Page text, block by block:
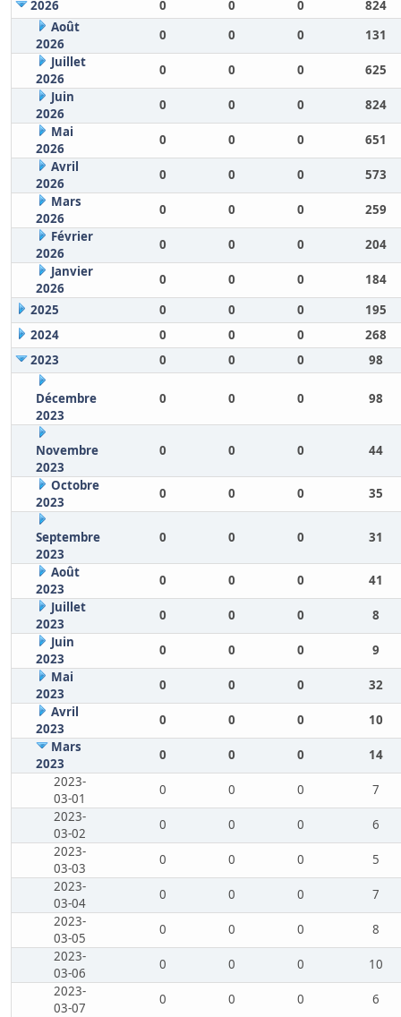
2026 0 0 0
824
Août
2026
0 0 0
131
Juillet
2026
0 0 0
625
Juin
2026
0 0 0
824
Mai
2026
0 0 0
651
Avril
2026
0 0 0
573
Mars
2026
0 0 0
259
Février
2026
0 0 0
204
Janvier
2026
0 0 0
184
2025
0 0 0
195
2024
0 0 0
268
2023
0 0 0 98
Décembre
2023
0 0 0 98
Novembre
2023
0 0 0 44
Octobre
2023
0 0 0 35
Septembre
2023
0 0 0 31
Août
2023
0 0 0
41
Juillet
2023
0 0 0
8
Juin
2023
0 0 0
9
Mai
2023
0 0 0
32
Avril
2023
0 0 0
10
Mars
2023
0 0 0
14
2023-
03-01
0 0 0
7
2023-
03-02
0 0 0
6
2023-
03-03
0 0 0
5
2023-
03-04
0 0 0
7
2023-
03-05
0 0 0
8
2023-
03-06
0 0 0
10
2023-
03-07
0 0 0
6